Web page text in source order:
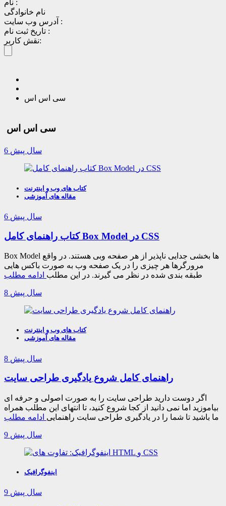
نام :
نام خانوادگی
آدرس وب سایت :
تاریخ ثبت نام :
نقش کاربر:
سی اس اس
سی اس اس
6 سال پیش
کتاب های وب و اینترنت
مقاله های آموزشی
6 سال پیش
کتاب راهنمای کامل Box Model در CSS
Box Model ها بخشی جدایی ناپذیر از هر صفحه وبی هستند. در واقع
مرورگرها هر چیزی را در یک صفحه وب به صورت باکس هایی
طبقه بندی شده در نظر می گیرند. در این مطلب ادامه مطلب
8 سال پیش
کتاب های وب و اینترنت
مقاله های آموزشی
8 سال پیش
راهنمای کامل شروع یادگیری طراحی سایت
اگر دوست دارید طراحی سایت را به صورت اصولی و حرفه ای
بیاموزید اما نمی دانید از کجا شروع کنید، تا انتهای این مطلب همراه
ما باشید تا شما را در یادگیری طراحی سایت راهنمایی ادامه مطلب
9 سال پیش
اینفوگرافیک
9 سال پیش